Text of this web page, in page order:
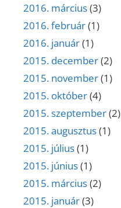
2016. március(3)
2016. február(1)
2016. január(1)
2015. december(2)
2015. november(1)
2015. október(4)
2015. szeptember(2)
2015. augusztus(1)
2015. július(1)
2015. június(1)
2015. március(2)
2015. január(3)